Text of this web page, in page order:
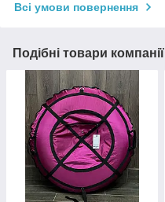
Всі умови повернення
Подібні товари компанії